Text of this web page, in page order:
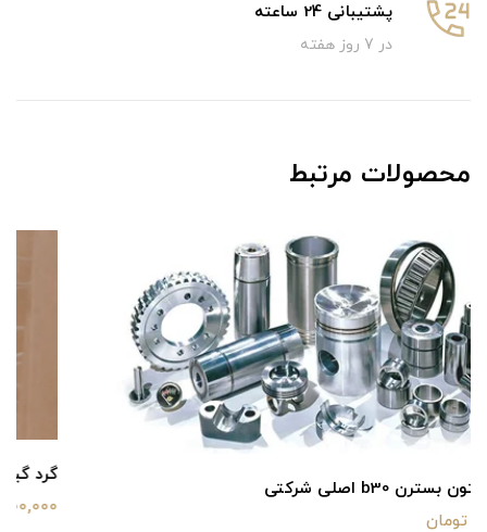
پشتیبانی 24 ساعته
در 7 روز هفته
محصولات مرتبط
گرد گیر پلوس بسترن b30 اصلی شرکتی